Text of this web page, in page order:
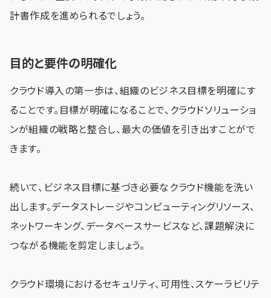
計書作成を進められるでしょう。
目的と要件の明確化
クラウド導入の第一歩は、組織のビジネス目標を明確にす
ることです。目標が明確になることで、クラウドソリューショ
ンが組織の戦略と整合し、最大の価値を引き出すことがで
きます。
続いて、ビジネス目標に基づき必要なクラウド機能を洗い
出します。データストレージやコンピューティングリソース、
ネットワーキング、データベースサービスなど、課題解決に
つながる機能を剪定しましょう。
クラウド環境におけるセキュリティ、可用性、スケーラビリテ